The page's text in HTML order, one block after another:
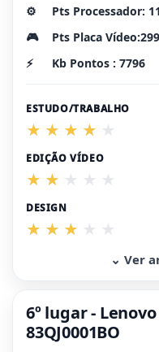
⚙️
Pts Processador:
🎮
Pts Placa
⚡
Kb Pontos : 7796
ESTUDO/TRABALHO
EDIÇÃO VÍDEO
DESIGN
⌄ Ver
6º lugar -
83QJ0001BO